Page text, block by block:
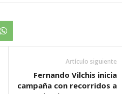
Artículo siguiente
Fernando Vilchis inicia
campaña con recorridos a